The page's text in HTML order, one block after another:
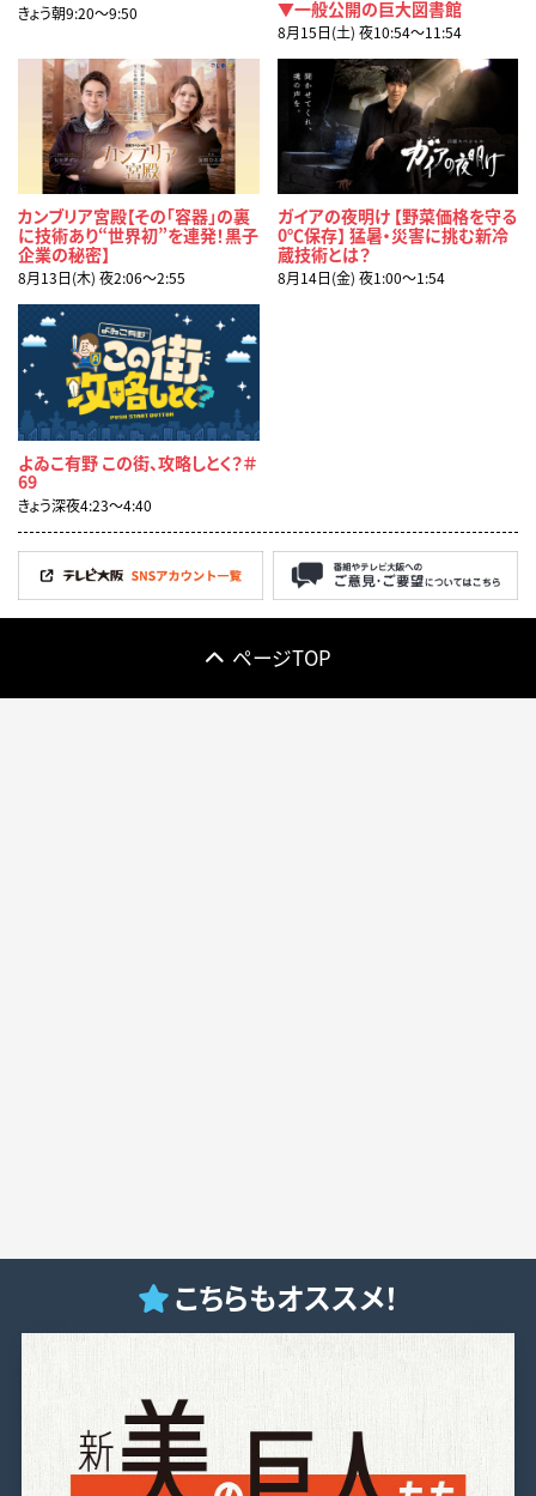
きょう朝9:20〜9:50
▼一般公開の巨大図書館
8月15日(土) 夜10:54〜11:54
カンブリア宮殿【その「容器」の裏
に技術あり“世界初”を連発！黒子
企業の秘密】
8月13日(木) 夜2:06〜2:55
ガイアの夜明け 【野菜価格を守る
0℃保存】 猛暑・災害に挑む新冷
蔵技術とは？
8月14日(金) 夜1:00〜1:54
よゐこ有野 この街、攻略しとく？＃
69
きょう深夜4:23〜4:40
ページTOP
こちらもオススメ！